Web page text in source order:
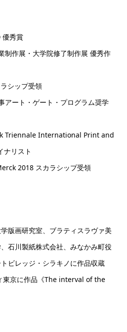
優秀賞
作展・大学院修了制作展 優秀作
シップ受領
ート・ゲート・プログラム奨学
Triennale International Print and
リスト
2018 スカラシップ受領
版画研究室、ブラティスラヴァ美
石川製紙株式会社、みなかみ町役
ビレッジ・シラキノに作品収蔵
京に作品《The interval of the